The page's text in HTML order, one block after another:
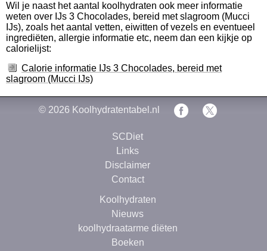
Wil je naast het aantal koolhydraten ook meer informatie
weten over IJs 3 Chocolades, bereid met slagroom (Mucci
IJs), zoals het aantal vetten, eiwitten of vezels en eventueel
ingrediëten, allergie informatie etc, neem dan een kijkje op
calorielijst:
Calorie informatie IJs 3 Chocolades, bereid met
slagroom (Mucci IJs)
© 2026 Koolhydratentabel.nl
SCDiet
Links
Disclaimer
Contact
Koolhydraten
Nieuws
koolhydraatarme diëten
Boeken